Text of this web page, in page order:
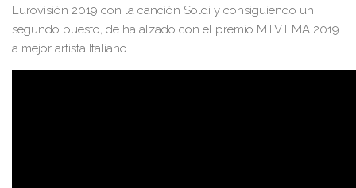
Eurovisión 2019 con la canción Soldi y consiguiendo un
segundo puesto, de ha alzado con el premio MTV EMA 2019
a mejor artista Italiano.